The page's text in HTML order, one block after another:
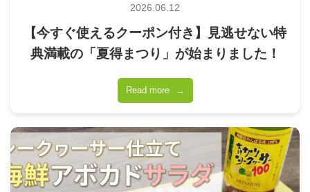
2026.06.12
【今すぐ使えるクーポン付き】見逃せない特
典満載の「夏得まつり」が始まりました！
Read more →